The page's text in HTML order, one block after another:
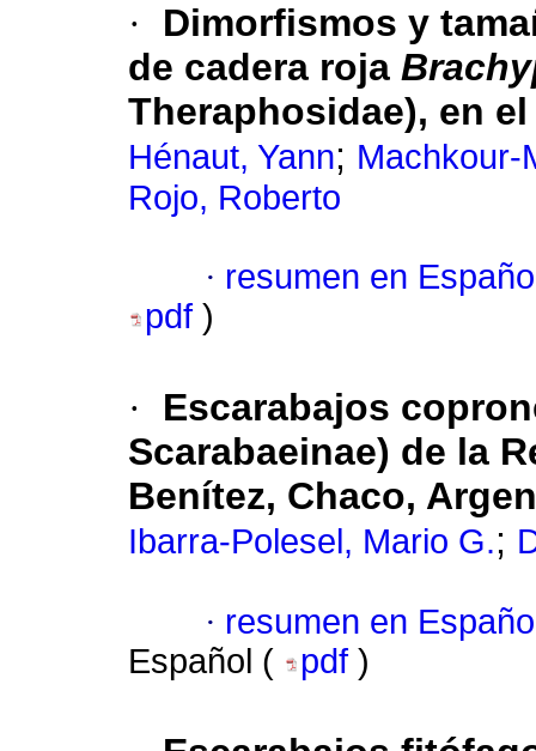
·
Dimorfismos y
de cadera roja
Theraphosidae), en
Hénaut, Yann; Machkour-
Rojo, Roberto
· resumen en
pdf )
·
Escarabajos
Scarabaeinae) de la
Benítez, Chaco,
Ibarra-Polesel, Mario G.;
· resumen en
Español (
pdf )